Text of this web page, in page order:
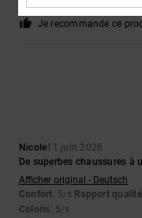
Coloris: 5/5
Je recommande ce
Nicole11 juin 2026
De superbes chaussures à
Afficher original - Deutsch
Confort: 5/5 Rapport
Coloris: 5/5